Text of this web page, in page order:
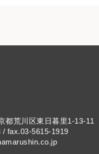
荒川区東日暮里1-13-11
/ fax.03-5615-1919